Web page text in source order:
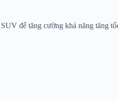
để tăng cường khả năng tăng